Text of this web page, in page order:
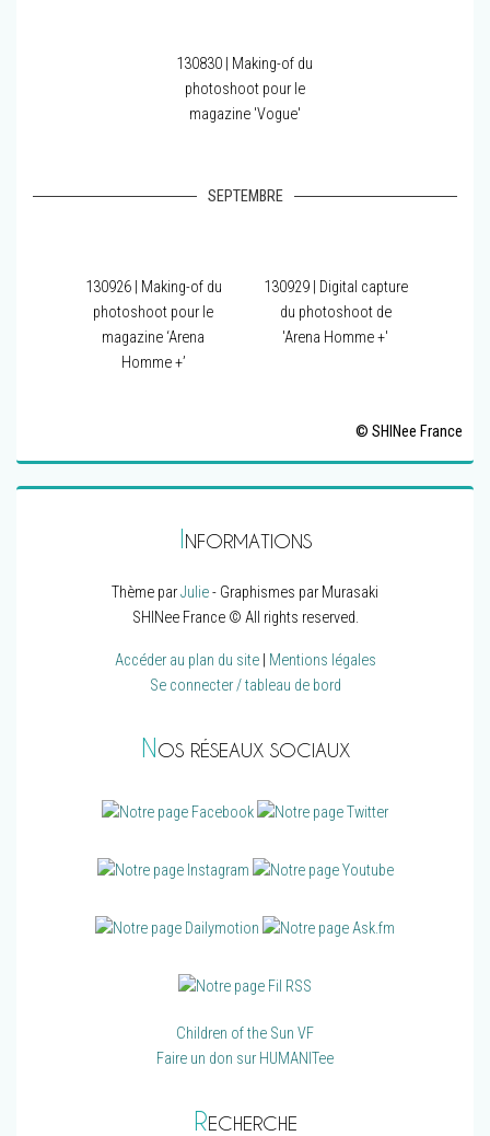
130830 | Making-of du
photoshoot pour le
magazine 'Vogue'
SEPTEMBRE
130926 | Making-of du
photoshoot pour le
magazine ‘Arena
Homme +’
130929 | Digital capture
du photoshoot de
'Arena Homme +'
© SHINee France
NFORMATIONS
Thème parJulie- Graphismes par Murasaki
SHINee France © All rights reserved.
Accéder au plan du site| Mentions légales
Se connecter / tableau de bord
N OS RÉSEAUX SOCIAUX
Children of the Sun VF
Faire un don sur HUMANITee
RECHERCHE